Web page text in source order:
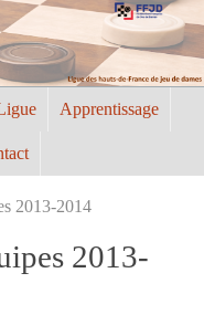
Apprentissage
2013-2014
2013-